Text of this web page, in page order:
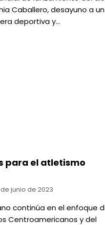
Caballero, desayuno a un
deportiva y…
para el atletismo
de junio de 2023
continúa en el enfoque
Centroamericanos y del